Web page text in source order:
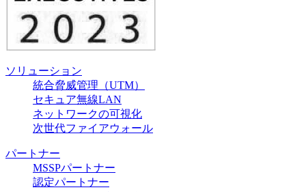
ソリューション
統合脅威管理（UTM）
セキュア無線LAN
ネットワークの可視化
次世代ファイアウォール
パートナー
MSSPパートナー
認定パートナー